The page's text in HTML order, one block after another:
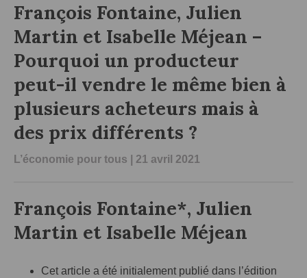
François Fontaine, Julien
Martin et Isabelle Méjean –
Pourquoi un producteur
peut-il vendre le même bien à
plusieurs acheteurs mais à
des prix différents ?
L’économie pour tous | 21 avril 2021
François Fontaine*, Julien
Martin et Isabelle Méjean
Cet article a été initialement publié dans l’édition